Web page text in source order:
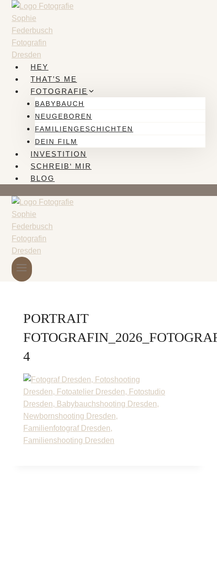
Zum
Inhalt
springen
HEY
THAT’S ME
FOTOGRAFIE
BABYBAUCH
NEUGEBOREN
FAMILIENGESCHICHTEN
DEIN FILM
INVESTITION
SCHREIB‘ MIR
BLOG
PORTRAIT
4